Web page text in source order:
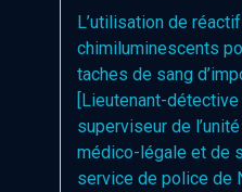
L’utilisation de
chimiluminescents
taches de sang
[Lieutenant-
superviseur de
médico-légale et de
service de police de